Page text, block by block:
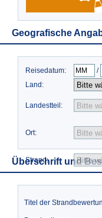
Geografische
Reisedatum:
/
Land:
Landestteil:
Ort:
Strand:
Überschrift und
Titel der